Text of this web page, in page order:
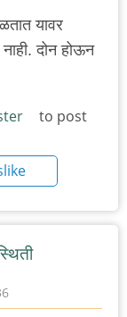
यावर
दोन होऊन
to post